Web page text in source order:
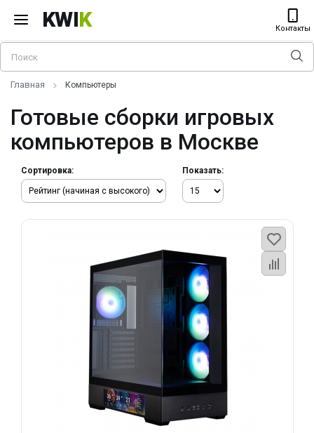
KWIK Контакты
Главная Компьютеры
Готовые сборки игровых
компьютеров в Москве
Сортировка: Показать: